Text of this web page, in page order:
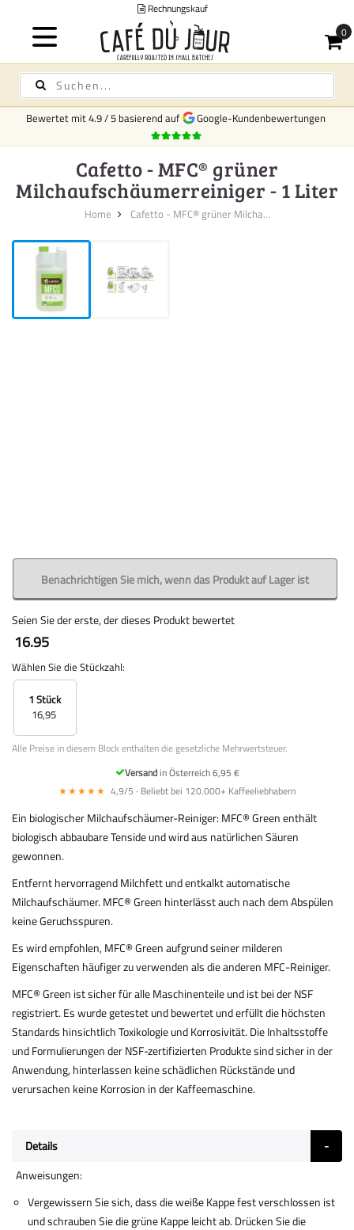
Bewertet mit4.9/5 basierend auf Google-Kundenbewertungen
Cafetto - MFC® grüner
Milchaufschäumerreiniger - 1 Liter
Home Cafetto - MFC® grüner Milcha...
Benachrichtigen Sie mich, wenn das Produkt auf Lager ist
Seien Sie der erste, der dieses Produkt bewertet
16.95
Wählen Sie die Stückzahl:
1 Stück
16,95
Alle Preise in diesem Block enthalten die gesetzliche Mehrwertsteuer.
Versandin Österreich 6,95 €
★★★★★ 4,9/5 · Beliebt bei 120.000+ Kaffeeliebhabern
Ein biologischer Milchaufschäumer-Reiniger: MFC® Green enthält
biologisch abbaubare Tenside und wird aus natürlichen Säuren
gewonnen.
Entfernt hervorragend Milchfett und entkalkt automatische
Milchaufschäumer. MFC® Green hinterlässt auch nach dem Abspülen
keine Geruchsspuren.
Es wird empfohlen, MFC® Green aufgrund seiner milderen
Eigenschaften häufiger zu verwenden als die anderen MFC-Reiniger.
MFC® Green ist sicher für alle Maschinenteile und ist bei der NSF
registriert. Es wurde getestet und bewertet und erfüllt die höchsten
Standards hinsichtlich Toxikologie und Korrosivität. Die Inhaltsstoffe
und Formulierungen der NSF-zertifizierten Produkte sind sicher in der
Anwendung, hinterlassen keine schädlichen Rückstände und
verursachen keine Korrosion in der Kaffeemaschine.
Details
Anweisungen:
Vergewissern Sie sich, dass die weiße Kappe fest verschlossen ist
und schrauben Sie die grüne Kappe leicht ab. Drücken Sie die